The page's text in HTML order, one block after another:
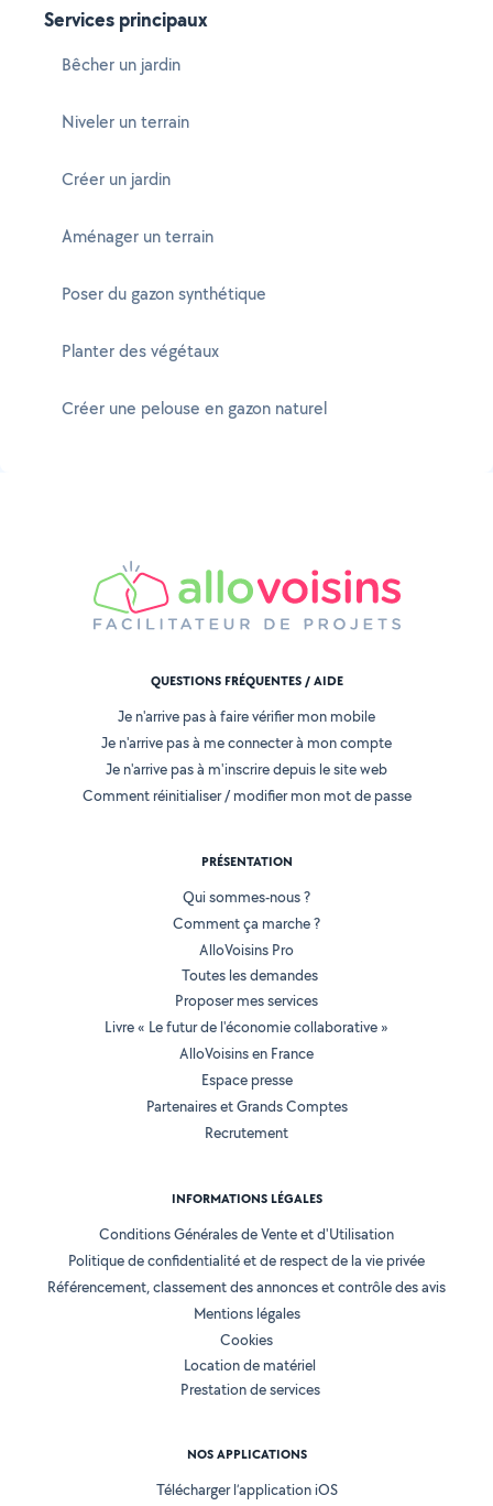
Services principaux
Bêcher un jardin
Niveler un terrain
Créer un jardin
Aménager un terrain
Poser du gazon synthétique
Planter des végétaux
Créer une pelouse en gazon naturel
QUESTIONS FRÉQUENTES / AIDE
Je n'arrive pas à faire vérifier mon mobile
Je n'arrive pas à me connecter à mon compte
Je n'arrive pas à m'inscrire depuis le site web
Comment réinitialiser / modifier mon mot de passe
PRÉSENTATION
Qui sommes-nous ?
Comment ça marche ?
AlloVoisins Pro
Toutes les demandes
Proposer mes services
Livre « Le futur de l'économie collaborative »
AlloVoisins en France
Espace presse
Partenaires et Grands Comptes
Recrutement
INFORMATIONS LÉGALES
Conditions Générales de Vente et d'Utilisation
Politique de confidentialité et de respect de la vie privée
Référencement, classement des annonces et contrôle des avis
Mentions légales
Cookies
Location de matériel
Prestation de services
NOS APPLICATIONS
Télécharger l’application iOS